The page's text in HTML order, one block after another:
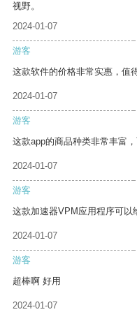
视野。
2024-01-07
游客
这款软件的价格非常实惠，值
2024-01-07
游客
这款app的商品种类非常丰富
2024-01-07
游客
这款加速器VPM应用程序可以
2024-01-07
游客
超棒啊 好用
2024-01-07